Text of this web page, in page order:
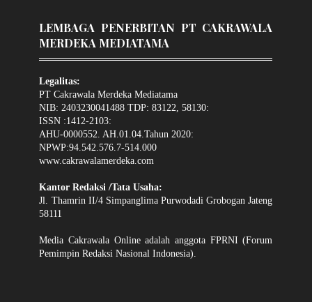
LEMBAGA PENERBITAN PT CAKRAWALA
MERDEKA MEDIATAMA
Legalitas:
PT Cakrawala Merdeka Mediatama
NIB: 2403230041488 TDP: 83122, 58130:
ISSN :1412-2103:
AHU-0000552. AH.01.04.Tahun 2020:
NPWP:94.542.576.7-514.000
www.cakrawalamerdeka.com
Kantor Redaksi /Tata Usaha:
Jl. Thamrin II/4 Simpanglima Purwodadi Grobogan Jateng
58111
Media Cakrawala Online adalah anggota FPRNI (Forum
Pemimpin Redaksi Nasional Indonesia).